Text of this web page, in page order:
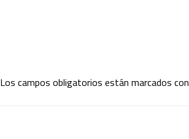
Los campos obligatorios están marcados con